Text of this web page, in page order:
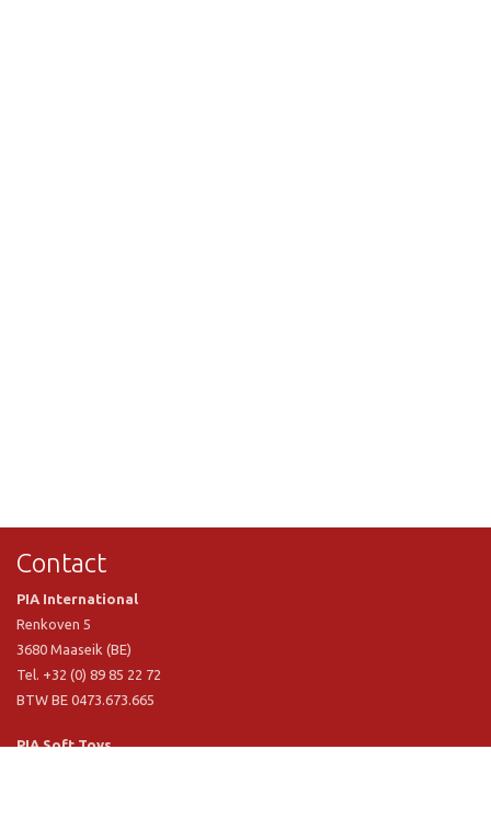
Contact
PIA International
Renkoven 5
3680 Maaseik (BE)
Tel. +32 (0) 89 85 22 72
BTW BE 0473.673.665
PIA Soft Toys